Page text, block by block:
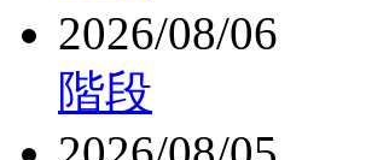
2026/08/06
階段